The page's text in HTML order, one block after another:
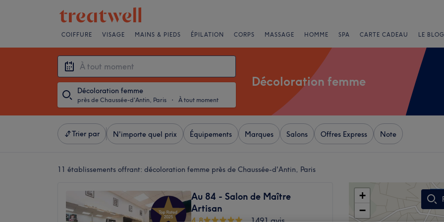
COIFFURE VISAGE MAINS & PIEDS ÉPILATION CORPS MASSAGE HOMME SPA CARTE CADEAU LE
Décoloration femme
près de Chaussée-d'Antin, Paris ・ À tout moment
Décoloration femme
Trier par N'importe quel prix Équipements Marques Salons Offres Express Note
11 établissements offrant: décoloration femme près de Chaussée-d'Antin, Paris
Au 84 - Salon de Maître
Artisan
+
−